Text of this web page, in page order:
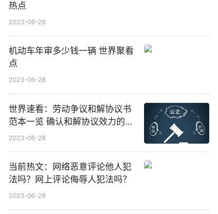
热点
2023-06-28
机动车年审多少钱一辆 世界聚看
点
2023-06-28
世界速看：劳动争议和解协议书
范本一览 确认和解协议效力的条
件有哪些
2023-06-28
当前热文：网络恶意评论他人犯
法吗？网上评论侮辱人犯法吗？
2023-06-28